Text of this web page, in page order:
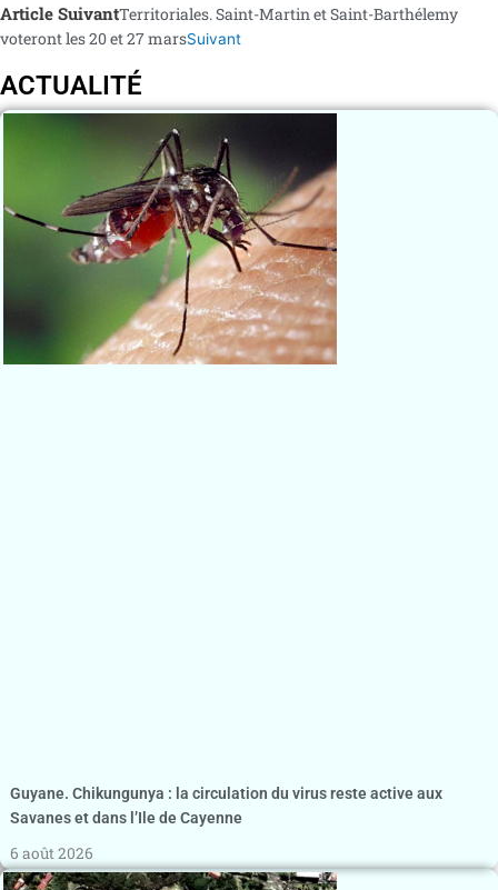
Article SuivantTerritoriales. Saint-Martin et Saint-Barthélemy
voteront les 20 et 27 marsSuivant
ACTUALITÉ
Guyane. Chikungunya : la circulation du virus reste active aux
Savanes et dans l’Ile de Cayenne
6 août 2026